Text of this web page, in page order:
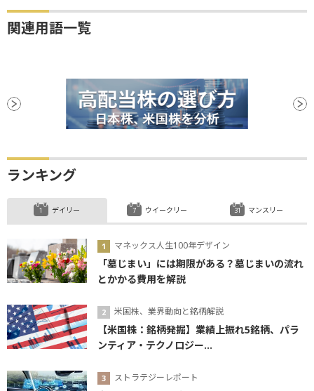
関連用語一覧
ランキング
デイリー
マネックス人生100年デザイン
「墓じまい」には期限がある？墓じまいの流れ
とかかる費用を解説
米国株、業界動向と銘柄解説
【米国株：銘柄発掘】業績上振れ5銘柄、パラ
ンティア・テクノロジー...
ストラテジーレポート
ウイークリー マンスリー